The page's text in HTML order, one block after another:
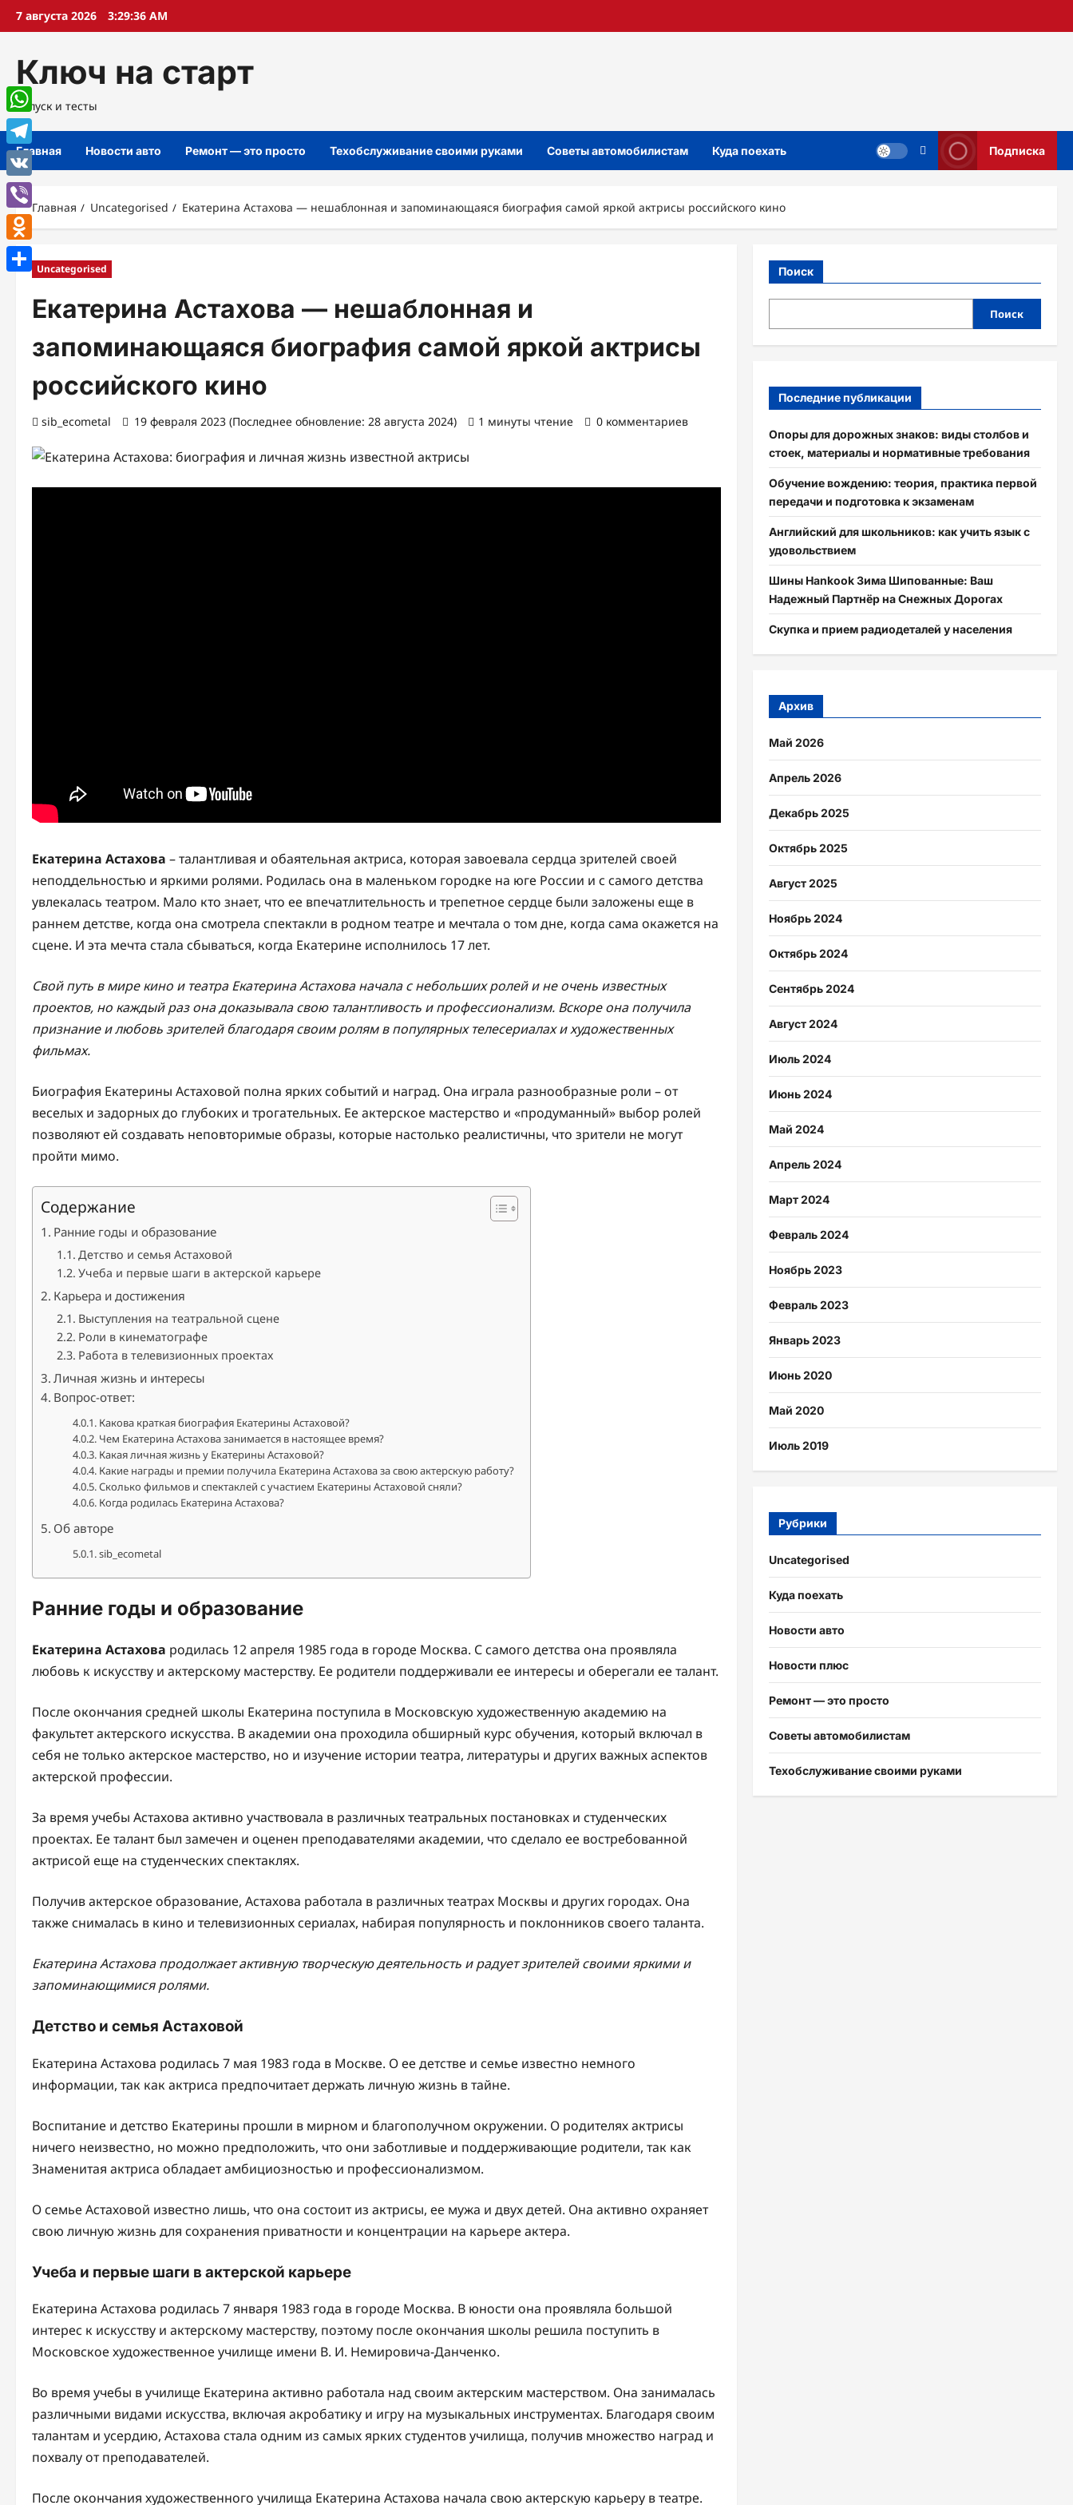
Перейти
7 августа 2026 3:29:37 AM
Ключ на старт
Запуск и тесты
Главная Новости авто Ремонт — это просто Техобслуживание своими руками Советы автомобилистам Куда поехать Подписка
Главная Uncategorised Екатерина Астахова — нешаблонная и запоминающаяся биография самой яркой актрисы российского кино
Uncategorised
Екатерина Астахова — нешаблонная и
запоминающаяся биография самой яркой актрисы
российского кино
sib_ecometal 19 февраля 2023 (Последнее обновление: 28 августа 2024) 1 минуты чтение 0 комментариев
Екатерина Астахова – талантливая и обаятельная актриса, которая завоевала сердца зрителей своей
неподдельностью и яркими ролями. Родилась она в маленьком городке на юге России и с самого детства
увлекалась театром. Мало кто знает, что ее впечатлительность и трепетное сердце были заложены еще в
раннем детстве, когда она смотрела спектакли в родном театре и мечтала о том дне, когда сама окажется на
сцене. И эта мечта стала сбываться, когда Екатерине исполнилось 17 лет.
Свой путь в мире кино и театра Екатерина Астахова начала с небольших ролей и не очень известных
проектов, но каждый раз она доказывала свою талантливость и профессионализм. Вскоре она получила
признание и любовь зрителей благодаря своим ролям в популярных телесериалах и художественных
фильмах.
Биография Екатерины Астаховой полна ярких событий и наград. Она играла разнообразные роли – от
веселых и задорных до глубоких и трогательных. Ее актерское мастерство и «продуманный» выбор ролей
позволяют ей создавать неповторимые образы, которые настолько реалистичны, что зрители не могут
пройти мимо.
Содержание
Ранние годы и образование
Детство и семья Астаховой
Учеба и первые шаги в актерской карьере
Карьера и достижения
Выступления на театральной сцене
Роли в кинематографе
Работа в телевизионных проектах
Личная жизнь и интересы
Вопрос-ответ:
Какова краткая биография Екатерины Астаховой?
Чем Екатерина Астахова занимается в настоящее время?
Какая личная жизнь у Екатерины Астаховой?
Какие награды и премии получила Екатерина Астахова за свою актерскую работу?
Сколько фильмов и спектаклей с участием Екатерины Астаховой сняли?
Когда родилась Екатерина Астахова?
Об авторе
sib_ecometal
Ранние годы и образование
Екатерина Астахова родилась 12 апреля 1985 года в городе Москва. С самого детства она проявляла
любовь к искусству и актерскому мастерству. Ее родители поддерживали ее интересы и оберегали ее талант.
После окончания средней школы Екатерина поступила в Московскую художественную академию на
факультет актерского искусства. В академии она проходила обширный курс обучения, который включал в
себя не только актерское мастерство, но и изучение истории театра, литературы и других важных аспектов
актерской профессии.
За время учебы Астахова активно участвовала в различных театральных постановках и студенческих
проектах. Ее талант был замечен и оценен преподавателями академии, что сделало ее востребованной
актрисой еще на студенческих спектаклях.
Получив актерское образование, Астахова работала в различных театрах Москвы и других городах. Она
также снималась в кино и телевизионных сериалах, набирая популярность и поклонников своего таланта.
Екатерина Астахова продолжает активную творческую деятельность и радует зрителей своими яркими и
запоминающимися ролями.
Детство и семья Астаховой
Екатерина Астахова родилась 7 мая 1983 года в Москве. О ее детстве и семье известно немного
информации, так как актриса предпочитает держать личную жизнь в тайне.
Воспитание и детство Екатерины прошли в мирном и благополучном окружении. О родителях актрисы
ничего неизвестно, но можно предположить, что они заботливые и поддерживающие родители, так как
Знаменитая актриса обладает амбициозностью и профессионализмом.
О семье Астаховой известно лишь, что она состоит из актрисы, ее мужа и двух детей. Она активно охраняет
свою личную жизнь для сохранения приватности и концентрации на карьере актера.
Учеба и первые шаги в актерской карьере
Екатерина Астахова родилась 7 января 1983 года в городе Москва. В юности она проявляла большой
интерес к искусству и актерскому мастерству, поэтому после окончания школы решила поступить в
Московское художественное училище имени В. И. Немировича-Данченко.
Во время учебы в училище Екатерина активно работала над своим актерским мастерством. Она занималась
различными видами искусства, включая акробатику и игру на музыкальных инструментах. Благодаря своим
талантам и усердию, Астахова стала одним из самых ярких студентов училища, получив множество наград и
похвалу от преподавателей.
После окончания художественного училища Екатерина Астахова начала свою актерскую карьеру в театре.
Поиск
Поиск
Последние публикации
Опоры для дорожных знаков: виды столбов и
стоек, материалы и нормативные требования
Обучение вождению: теория, практика первой
передачи и подготовка к экзаменам
Английский для школьников: как учить язык с
удовольствием
Шины Hankook Зима Шипованные: Ваш
Надежный Партнёр на Снежных Дорогах
Скупка и прием радиодеталей у населения
Архив
Май 2026
Апрель 2026
Декабрь 2025
Октябрь 2025
Август 2025
Ноябрь 2024
Октябрь 2024
Сентябрь 2024
Август 2024
Июль 2024
Июнь 2024
Май 2024
Апрель 2024
Март 2024
Февраль 2024
Ноябрь 2023
Февраль 2023
Январь 2023
Июнь 2020
Май 2020
Июль 2019
Рубрики
Uncategorised
Куда поехать
Новости авто
Новости плюс
Ремонт — это просто
Советы автомобилистам
Техобслуживание своими руками
WhatsApp
Telegram
VK
Viber
Odnoklassniki